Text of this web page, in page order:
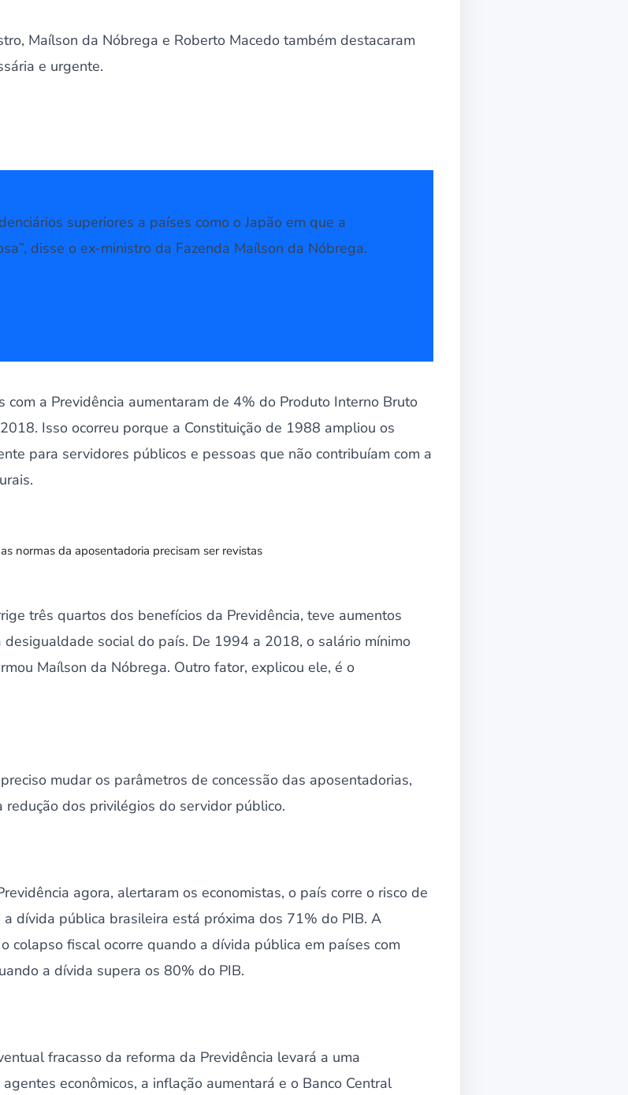
Maílson da Nóbrega e Roberto Macedo também destacaram
e urgente.
superiores a países como o Japão em que a
disse o ex-ministro da Fazenda Maílson da Nóbrega.
a Previdência aumentaram de 4% do Produto Interno Bruto
Isso ocorreu porque a Constituição de 1988 ampliou os
para servidores públicos e pessoas que não contribuíam com a
normas da aposentadoria precisam ser revistas
três quartos dos benefícios da Previdência, teve aumentos
desigualdade social do país. De 1994 a 2018, o salário mínimo
Maílson da Nóbrega. Outro fator, explicou ele, é o
mudar os parâmetros de concessão das aposentadorias,
dos privilégios do servidor público.
agora, alertaram os economistas, o país corre o risco de
dívida pública brasileira está próxima dos 71% do PIB. A
colapso fiscal ocorre quando a dívida pública em países com
a dívida supera os 80% do PIB.
fracasso da reforma da Previdência levará a uma
econômicos, a inflação aumentará e o Banco Central